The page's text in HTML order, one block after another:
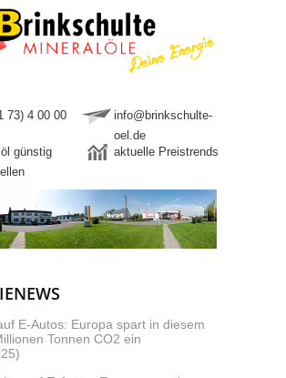
73) 4 00 00
info@brinkschulte-
oel.de
günstig
aktuelle Preistrends
E-Autos: Europa spart in diesem
Tonnen CO2 ein